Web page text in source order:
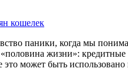
кошелек
паники, когда мы
«половина жизни»:
это может быть